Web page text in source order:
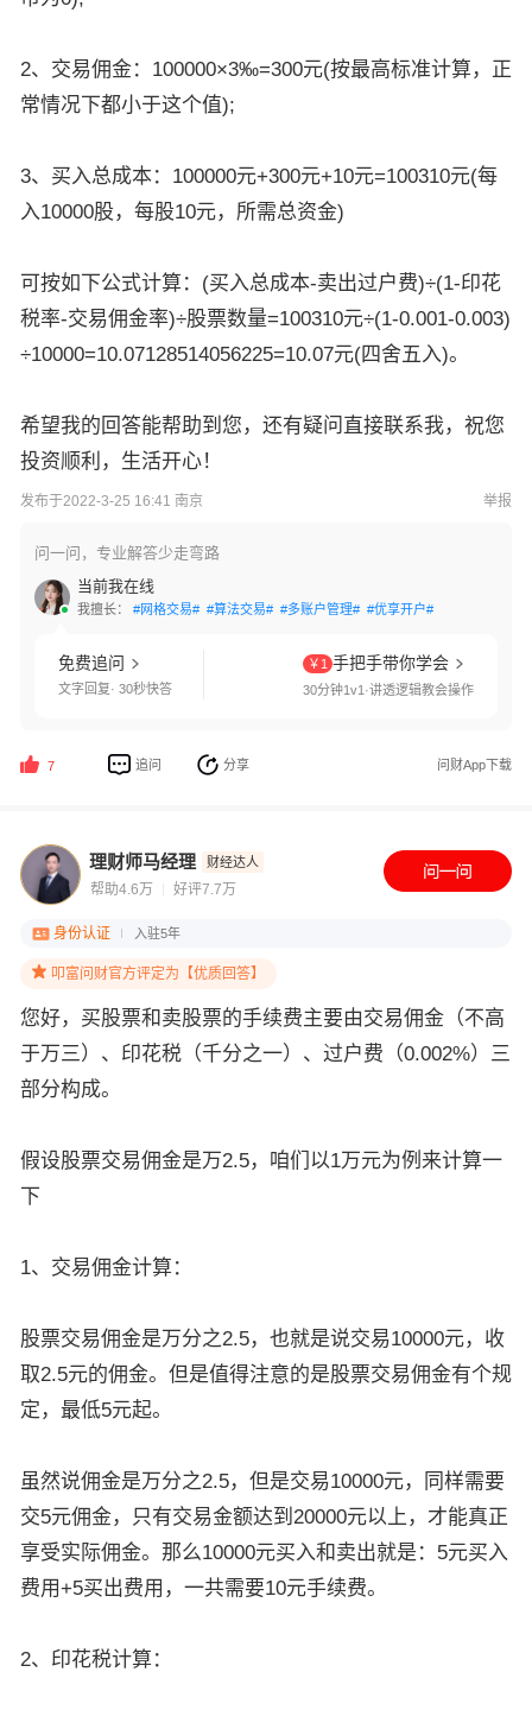
2、交易佣金：100000×3‰=300元(按最高标准计算，正
常情况下都小于这个值);
3、买入总成本：100000元+300元+10元=100310元(每
入10000股，每股10元，所需总资金)
可按如下公式计算：(买入总成本-卖出过户费)÷(1-印花
税率-交易佣金率)÷股票数量=100310元÷(1-0.001-0.003)
÷10000=10.07128514056225=10.07元(四舍五入)。
希望我的回答能帮助到您，还有疑问直接联系我，祝您
投资顺利，生活开心！
发布于2022-3-25 16:41 南京 举报
问一问，专业解答少走弯路
当前我在线
我擅长： #网格交易# #算法交易# #多账户管理# #优享开户#
免费追问
文字回复· 30秒快答
￥1 手把手带你学会
30分钟1v1·讲透逻辑教会操作
7 追问 分享 问财App下载
理财师马经理 财经达人
帮助4.6万 好评7.7万
身份认证 入驻5年
叩富问财官方评定为【优质回答】
您好，买股票和卖股票的手续费主要由交易佣金（不高
于万三）、印花税（千分之一）、过户费（0.002%）三
部分构成。
假设股票交易佣金是万2.5，咱们以1万元为例来计算一
下
1、交易佣金计算：
股票交易佣金是万分之2.5，也就是说交易10000元，收
取2.5元的佣金。但是值得注意的是股票交易佣金有个规
定，最低5元起。
虽然说佣金是万分之2.5，但是交易10000元，同样需要
交5元佣金，只有交易金额达到20000元以上，才能真正
享受实际佣金。那么10000元买入和卖出就是：5元买入
费用+5买出费用，一共需要10元手续费。
2、印花税计算：